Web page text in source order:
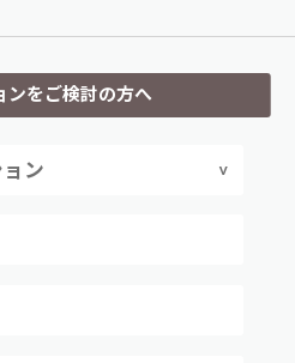
ンをご検討の方へ
ン